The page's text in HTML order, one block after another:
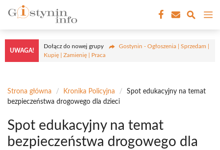
Przejdź
treści
UWAGA!
Dołącz do nowej grupy
Gostynin - Ogłoszenia | Sprzedam |
Kupię | Zamienię | Praca
Strona główna / Kronika Policyjna /
Spot edukacyjny na temat
bezpieczeństwa drogowego dla dzieci
Spot edukacyjny na temat
bezpieczeństwa drogowego dla